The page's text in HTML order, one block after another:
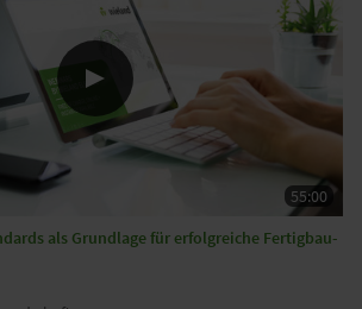
als Grundlage für erfolgreiche Fertigbau-